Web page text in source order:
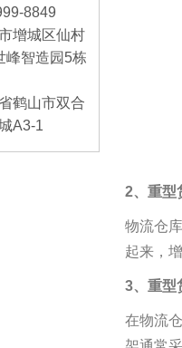
8849
增城区仙村
峰智造园5栋
鹤山市双合
A3-1
2、重型
物流仓
起来，
3、重型
在物流